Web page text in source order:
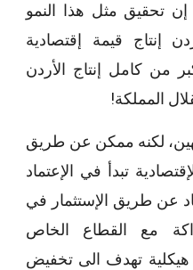
حدود 8-9% في 2025. إن تحقيق مثل هذا النمو
إنتاج قيمة إقتصادية
من كامل إنتاج الأردن
المملكة!
لكنه ممكن عن طريق
تبدأ في الإعتماد
عن طريق الإستثمار في
مع القطاع الخاص
تهدف الى تخفيض